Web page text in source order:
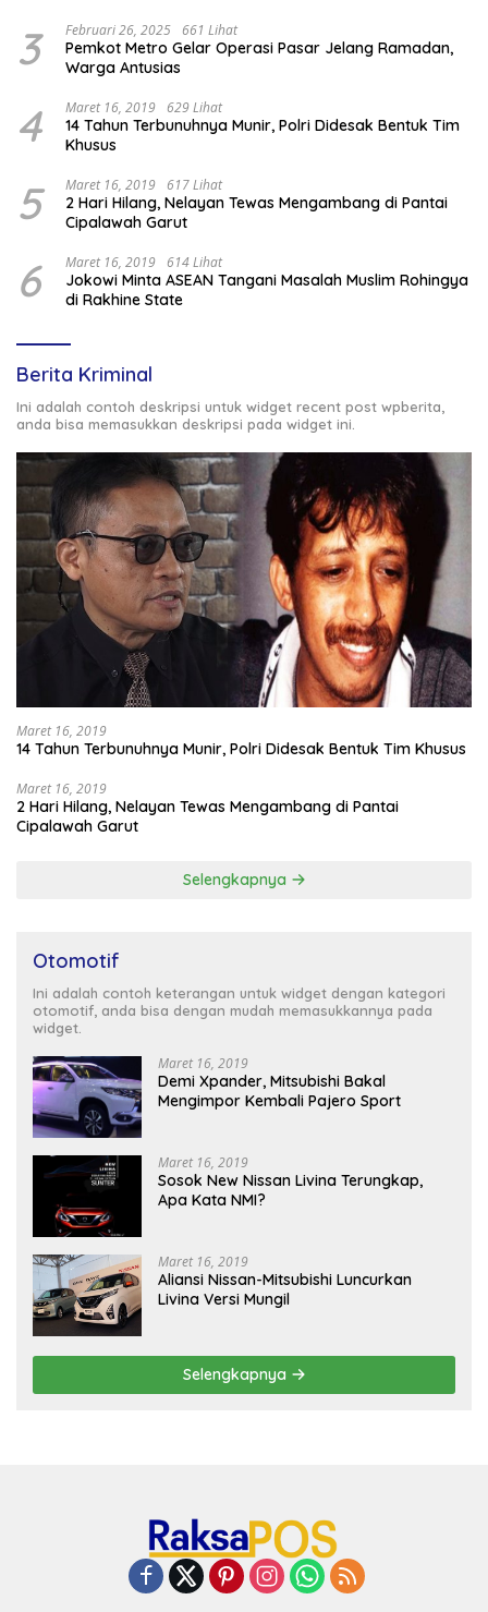
3 Februari 26, 2025 661 Lihat
Pemkot Metro Gelar Operasi Pasar Jelang Ramadan,
Warga Antusias
4 Maret 16, 2019 629 Lihat
14 Tahun Terbunuhnya Munir, Polri Didesak Bentuk Tim
Khusus
5 Maret 16, 2019 617 Lihat
2 Hari Hilang, Nelayan Tewas Mengambang di Pantai
Cipalawah Garut
6 Maret 16, 2019 614 Lihat
Jokowi Minta ASEAN Tangani Masalah Muslim Rohingya
di Rakhine State
Berita Kriminal
Ini adalah contoh deskripsi untuk widget recent post wpberita,
anda bisa memasukkan deskripsi pada widget ini.
Maret 16, 2019
14 Tahun Terbunuhnya Munir, Polri Didesak Bentuk Tim Khusus
Maret 16, 2019
2 Hari Hilang, Nelayan Tewas Mengambang di Pantai
Cipalawah Garut
Selengkapnya
Otomotif
Ini adalah contoh keterangan untuk widget dengan kategori
otomotif, anda bisa dengan mudah memasukkannya pada
widget.
Maret 16, 2019
Demi Xpander, Mitsubishi Bakal
Mengimpor Kembali Pajero Sport
Maret 16, 2019
Sosok New Nissan Livina Terungkap,
Apa Kata NMI?
Maret 16, 2019
Aliansi Nissan-Mitsubishi Luncurkan
Livina Versi Mungil
Selengkapnya